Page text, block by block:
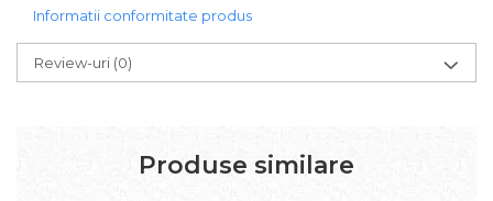
Informatii conformitate produs
Review-uri (0)
Produse similare